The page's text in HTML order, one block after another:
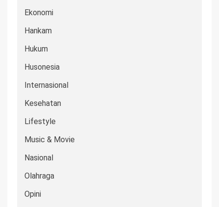
Ekonomi
Hankam
Hukum
Husonesia
Internasional
Kesehatan
Lifestyle
Music & Movie
Nasional
Olahraga
Opini